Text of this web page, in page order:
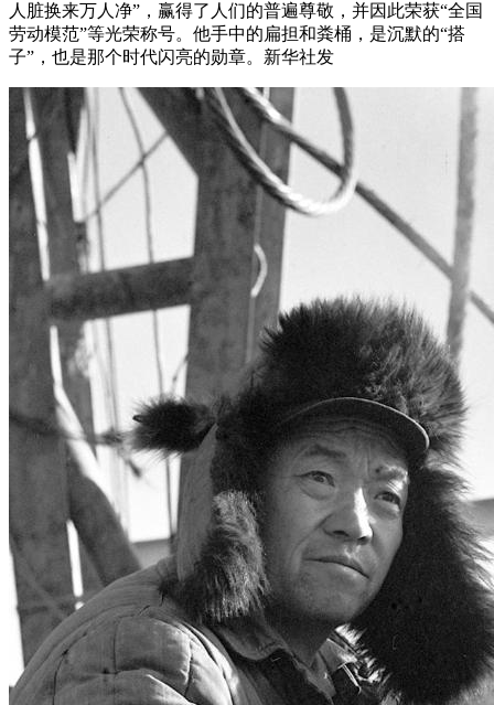
人脏换来万人净”，赢得了人们的普遍尊敬，并因此荣获“全国
劳动模范”等光荣称号。他手中的扁担和粪桶，是沉默的“搭
子”，也是那个时代闪亮的勋章。新华社发